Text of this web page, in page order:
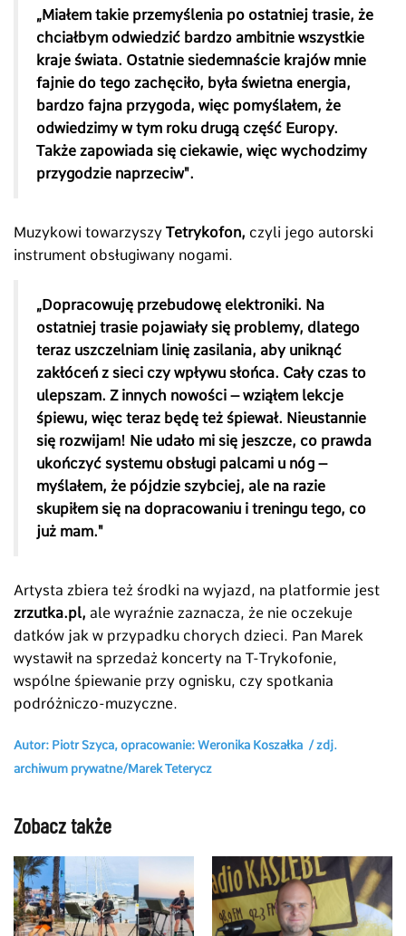
„Miałem takie przemyślenia po ostatniej trasie, że
chciałbym odwiedzić bardzo ambitnie wszystkie
kraje świata. Ostatnie siedemnaście krajów mnie
fajnie do tego zachęciło, była świetna energia,
bardzo fajna przygoda, więc pomyślałem, że
odwiedzimy w tym roku drugą część Europy.
Także zapowiada się ciekawie, więc wychodzimy
przygodzie naprzeciw".
Muzykowi towarzyszy Tetrykofon, czyli jego autorski
instrument obsługiwany nogami.
„Dopracowuję przebudowę elektroniki. Na
ostatniej trasie pojawiały się problemy, dlatego
teraz uszczelniam linię zasilania, aby uniknąć
zakłóceń z sieci czy wpływu słońca. Cały czas to
ulepszam. Z innych nowości – wziąłem lekcje
śpiewu, więc teraz będę też śpiewał. Nieustannie
się rozwijam! Nie udało mi się jeszcze, co prawda
ukończyć systemu obsługi palcami u nóg –
myślałem, że pójdzie szybciej, ale na razie
skupiłem się na dopracowaniu i treningu tego, co
już mam."
Artysta zbiera też środki na wyjazd, na platformie jest
zrzutka.pl, ale wyraźnie zaznacza, że nie oczekuje
datków jak w przypadku chorych dzieci. Pan Marek
wystawił na sprzedaż koncerty na T-Trykofonie,
wspólne śpiewanie przy ognisku, czy spotkania
podróżniczo-muzyczne.
Autor: Piotr Szyca, opracowanie: Weronika Koszałka / zdj.
archiwum prywatne/Marek Teterycz
Zobacz także